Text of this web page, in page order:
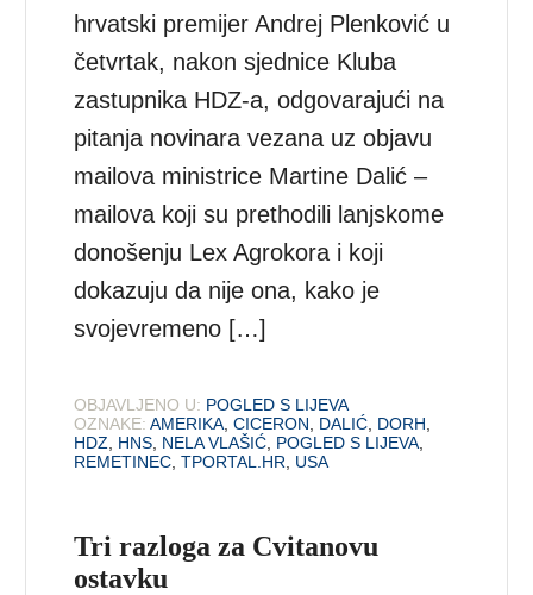
hrvatski premijer Andrej Plenković u
četvrtak, nakon sjednice Kluba
zastupnika HDZ-a, odgovarajući na
pitanja novinara vezana uz objavu
mailova ministrice Martine Dalić –
mailova koji su prethodili lanjskome
donošenju Lex Agrokora i koji
dokazuju da nije ona, kako je
svojevremeno […]
OBJAVLJENO U: POGLED S LIJEVA
OZNAKE: AMERIKA ,CICERON DALIĆ DORH
HDZ
HNS NELA VLAŠIĆ POGLED S LIJEVA
REMETINEC ,TPORTAL.HR USA
Tri razloga za Cvitanovu
ostavku